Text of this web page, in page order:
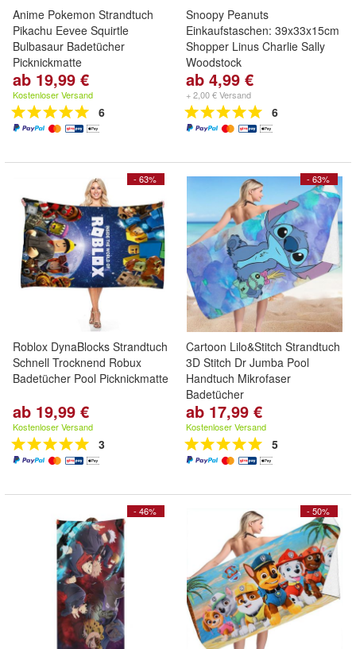
Anime Pokemon Strandtuch
Pikachu Eevee Squirtle
Bulbasaur Badetücher
Picknickmatte
ab 19,99 €
Kostenloser Versand
6
Snoopy Peanuts
Einkaufstaschen: 39x33x15cm
Shopper Linus Charlie Sally
Woodstock
ab 4,99 €
+ 2,00 € Versand
6
- 63%
Roblox DynaBlocks Strandtuch
Schnell Trocknend Robux
Badetücher Pool Picknickmatte
ab 19,99 €
Kostenloser Versand
3
- 63%
Cartoon Lilo&Stitch Strandtuch
3D Stitch Dr Jumba Pool
Handtuch Mikrofaser
Badetücher
ab 17,99 €
Kostenloser Versand
5
- 46% - 50%